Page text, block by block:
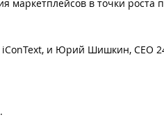
маркетплейсов в точки роста
и Юрий Шишкин, CEO